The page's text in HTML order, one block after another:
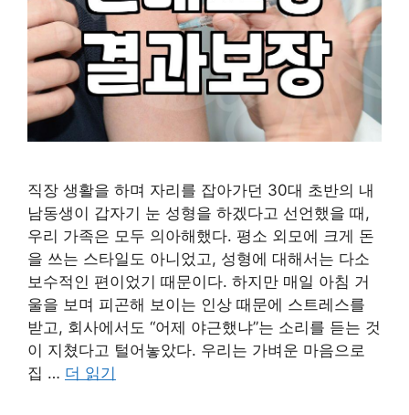
직장 생활을 하며 자리를 잡아가던 30대 초반의 내
남동생이 갑자기 눈 성형을 하겠다고 선언했을 때,
우리 가족은 모두 의아해했다. 평소 외모에 크게 돈
을 쓰는 스타일도 아니었고, 성형에 대해서는 다소
보수적인 편이었기 때문이다. 하지만 매일 아침 거
울을 보며 피곤해 보이는 인상 때문에 스트레스를
받고, 회사에서도 “어제 야근했냐”는 소리를 듣는 것
이 지쳤다고 털어놓았다. 우리는 가벼운 마음으로
집 … 더 읽기